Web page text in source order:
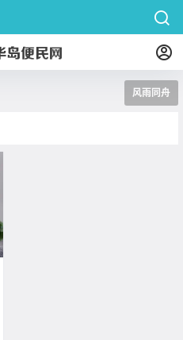
风雨同舟